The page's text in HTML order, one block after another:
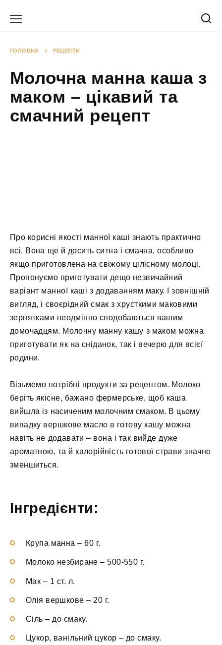
ГОЛОВНА » РЕЦЕПТИ
Молочна манна каша з
маком – цікавий та
смачний рецепт
Про корисні якості манної каші знають практично
всі. Вона ще й досить ситна і смачна, особливо
якщо приготовлена на свіжому цілісному молоці.
Пропонуємо приготувати дещо незвичайний
варіант манної каші з додаванням маку. І зовнішній
вигляд, і своєрідний смак з хрусткими маковими
зернятками неодмінно сподобаються вашим
домочадцям. Молочну манну кашу з маком можна
приготувати як на сніданок, так і вечерю для всієї
родини.
Візьмемо потрібні продукти за рецептом. Молоко
беріть якісне, бажано фермерське, щоб каша
вийшла із насиченим молочним смаком. В цьому
випадку вершкове масло в готову кашу можна
навіть не додавати – вона і так вийде дуже
ароматною, та й калорійність готової страви значно
зменшиться.
Інгредієнти:
Крупа манна –60 г.
Молоко незбиране –500-550 г.
Мак – 1 ст. л.
Олія вершкове – 20 г.
Сіль – до смаку.
Цукор, ванільний цукор – до смаку.